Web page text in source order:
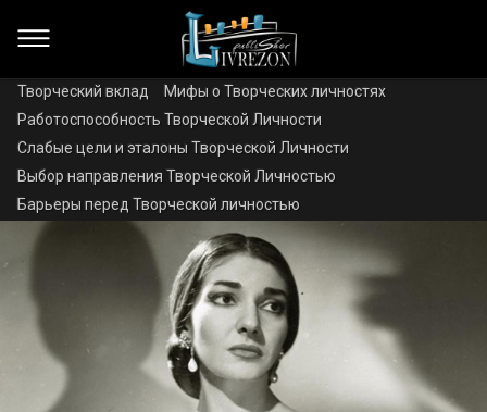
Творческий вклад
Мифы о Творческих личностях
Работоспособность Творческой Личности
Слабые цели и эталоны Творческой Личности
Выбор направления Творческой Личностью
Барьеры перед Творческой личностью